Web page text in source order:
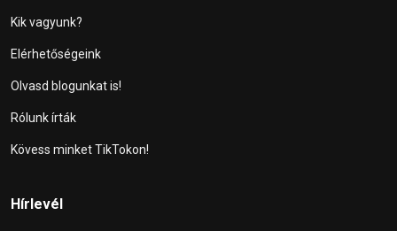
Kik vagyunk?
Elérhetőségeink
Olvasd blogunkat is!
Rólunk írták
Kövess minket TikTokon!
Hírlevél